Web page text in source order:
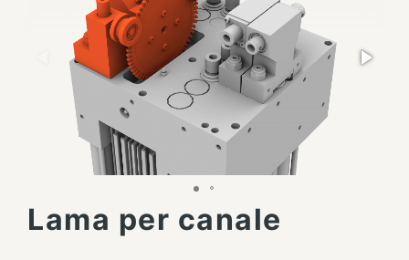
Lama per canale